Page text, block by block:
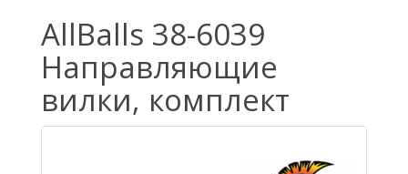
AllBalls 38-6039
Направляющие
вилки, комплект